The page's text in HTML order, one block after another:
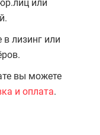
или
лизинг или
вы можете
и оплата.